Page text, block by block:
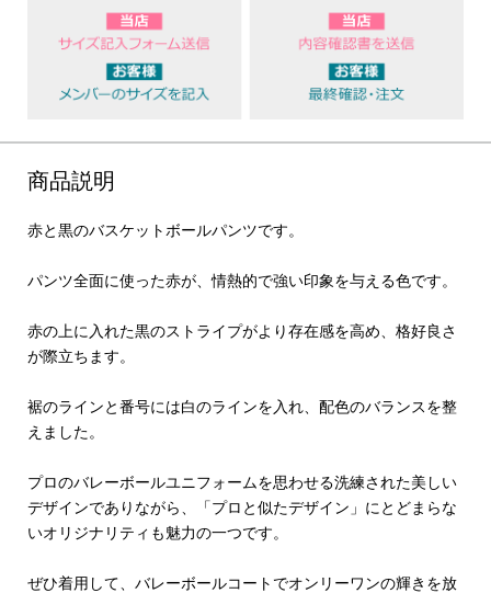
商品説明
赤と黒のバスケットボールパンツです。
パンツ全面に使った赤が、情熱的で強い印象を与える色です。
赤の上に入れた黒のストライプがより存在感を高め、格好良さ
が際立ちます。
裾のラインと番号には白のラインを入れ、配色のバランスを整
えました。
プロのバレーボールユニフォームを思わせる洗練された美しい
デザインでありながら、「プロと似たデザイン」にとどまらな
いオリジナリティも魅力の一つです。
ぜひ着用して、バレーボールコートでオンリーワンの輝きを放